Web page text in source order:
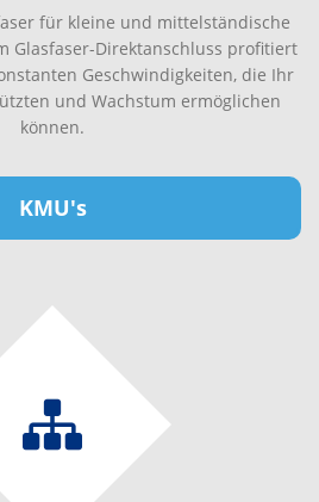
für kleine und mittelständische
Glasfaser-Direktanschluss profitiert
Geschwindigkeiten, die Ihr
und Wachstum ermöglichen
können.
KMU's